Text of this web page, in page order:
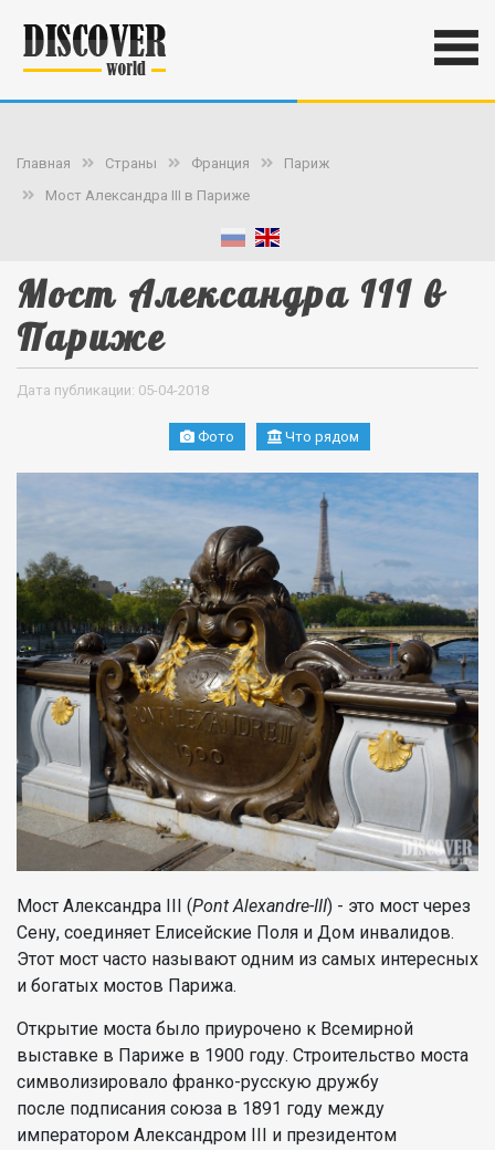
Главная Страны Франция
Париж
Мост Александра III в Париже
Мост Александра III в
Париже
Дата публикации: 05-04-2018
Фото Что рядом
Мост Александра III (Pont Alexandre-III) - это мост через
Сену, соединяет Елисейские Поля и Дом инвалидов.
Этот мост часто называют одним из самых интересных
и богатых мостов Парижа.
Открытие моста было приурочено к Всемирной
выставке в Париже в 1900 году. Строительство моста
символизировало франко-русскую дружбу
после подписания союза в 1891 году между
императором Александром III и президентом